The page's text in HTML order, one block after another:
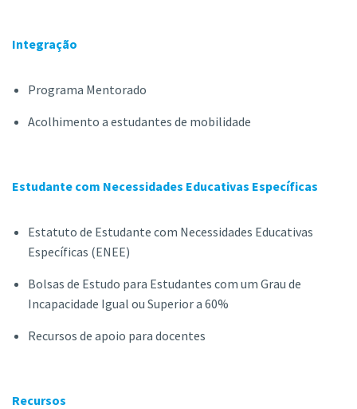
Integração
Programa Mentorado
Acolhimento a estudantes de mobilidade
Estudante com Necessidades Educativas Específicas
Estatuto de Estudante com Necessidades Educativas
Específicas (ENEE)
Bolsas de Estudo para Estudantes com um Grau de
Incapacidade Igual ou Superior a 60%
Recursos de apoio para docentes
Recursos